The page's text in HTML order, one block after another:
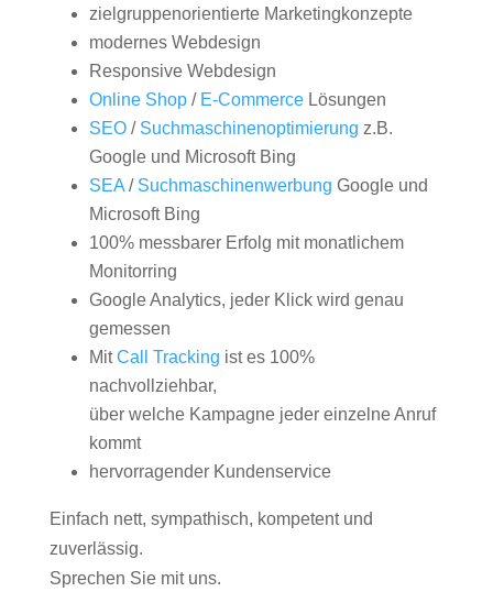
zielgruppenorientierte Marketingkonzepte
modernes Webdesign
Responsive Webdesign
Online Shop/ E-CommerceLösungen
SEO/ Suchmaschinenoptimierung z.B.
Google und Microsoft Bing
SEA/ Suchmaschinenwerbung Google und
Microsoft Bing
100% messbarer Erfolg mit monatlichem
Monitorring
Google Analytics, jeder Klick wird genau
gemessen
MitCall Tracking ist es 100%
nachvollziehbar,
über welche Kampagne jeder einzelne Anruf
kommt
hervorragender Kundenservice
Einfach nett, sympathisch, kompetent und
zuverlässig.
Sprechen Sie mit uns.